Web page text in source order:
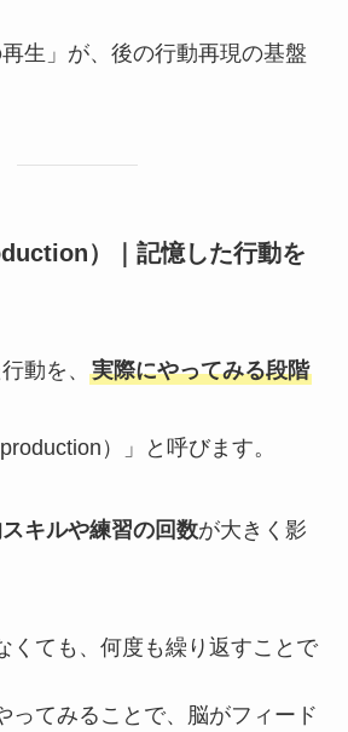
生」が、後の行動再現の基盤
）｜記憶した行動を
動を、 実際にやってみる段階
）」と呼びます。
キルや練習の回数が大きく影
くても、何度も繰り返すことで
ってみることで、脳がフィード